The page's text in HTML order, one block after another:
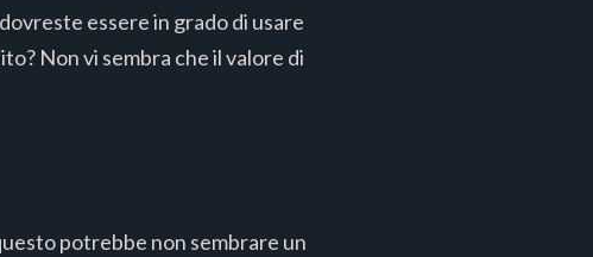
essere in grado di usare
Non vi sembra che il valore di
potrebbe non sembrare un